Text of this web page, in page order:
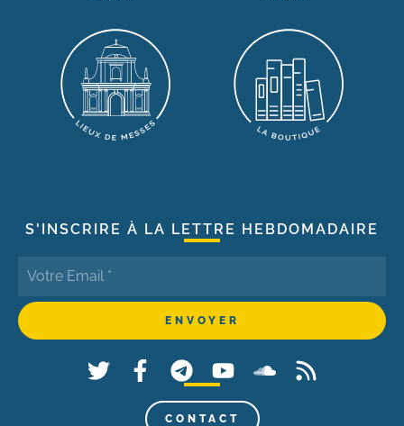
S'INSCRIRE À LA LETTRE HEBDOMADAIRE
CONTACT